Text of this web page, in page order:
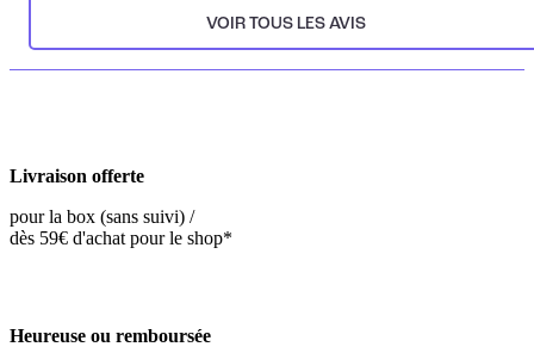
VOIR TOUS LES AVIS
Livraison offerte
pour la box (sans suivi) /
dès 59€ d'achat pour le shop*
Heureuse ou remboursée